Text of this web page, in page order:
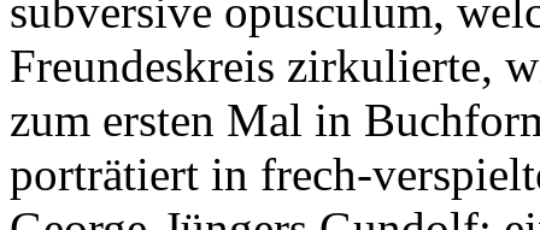
subversive opusculum,
Freundeskreis zirkulierte,
zum ersten Mal in
porträtiert in frech-